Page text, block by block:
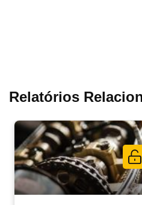
Relatórios